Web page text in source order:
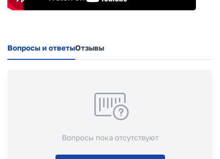
Вопросы и ответыОтзывы
Вопросы пока отсутствуют